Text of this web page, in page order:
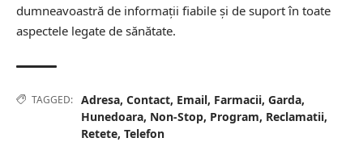
dumneavoastră de informații fiabile și de suport în toate
aspectele legate de sănătate.
TAGGED: Adresa, Contact, Email, Farmacii, Garda,
Hunedoara, Non-Stop, Program, Reclamatii,
Retete, Telefon